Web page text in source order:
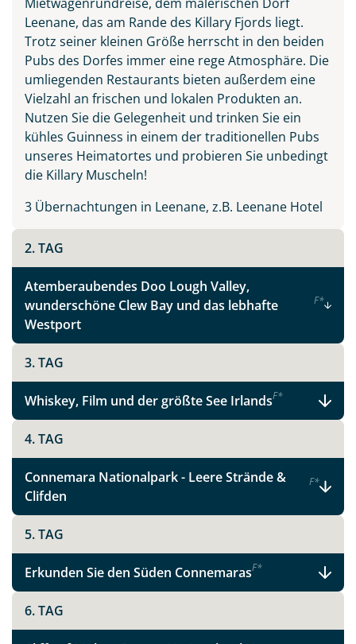
Irland - die grüne Insel
Facebook
Instagram
X
WhatsApp
per E-Mail senden
Leenane, das am Rande des Killary Fjords liegt.
Trotz seiner kleinen Größe herrscht in den beiden
Pubs des Dorfes immer eine rege Atmosphäre. Die
umliegenden Restaurants bieten außerdem eine
Vielzahl an frischen und lokalen Produkten an.
Nutzen Sie die Gelegenheit und trinken Sie ein
kühles Guinness in einem der traditionellen Pubs
unseres Heimatortes und probieren Sie unbedingt
die Killary Muscheln!
3 Übernachtungen in Leenane, z.B. Leenane Hotel
2. TAG
Atemberaubendes Doo Lough Valley,
wunderschöne Clew Bay und das lebhafte
Westport
F*
3. TAG
Whiskey, Film und der größte See IrlandsF*
4. TAG
Connemara Nationalpark - Leere Strände &
Clifden
F*
5. TAG
Erkunden Sie den Süden ConnemarasF*
6. TAG